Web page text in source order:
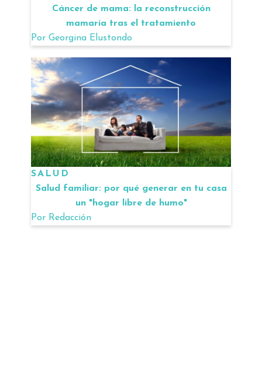
Cáncer de mama: la reconstrucción
mamaria tras el tratamiento
Por Georgina Elustondo
SALUD
Salud familiar: por qué generar en tu casa
un "hogar libre de humo"
Por Redacción